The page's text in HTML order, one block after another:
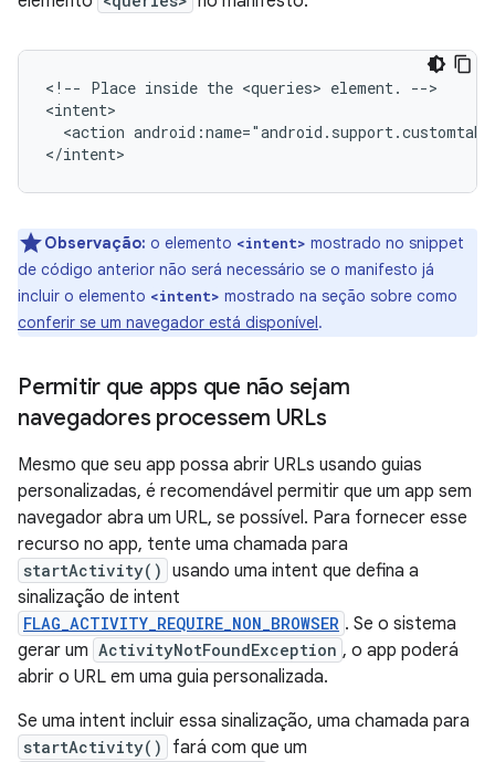
<!-- Place inside the <queries> element.
-->
<action
</intent>
Observação: o elemento <intent> mostrado no snippet
de código anterior não será necessário se o manifesto já
incluir o elemento <intent> mostrado na seção sobre como
conferir se um navegador está disponível.
Permitir que apps que não sejam
navegadores processem URLs
Mesmo que seu app possa abrir URLs usando guias
personalizadas, é recomendável permitir que um app sem
navegador abra um URL, se possível. Para fornecer esse
recurso no app, tente uma chamada para
startActivity() usando uma intent que defina a
sinalização de intent
FLAG_ACTIVITY_REQUIRE_NON_BROWSER . Se o sistema
gerar um ActivityNotFoundException , o app poderá
abrir o URL em uma guia personalizada.
Se uma intent incluir essa sinalização, uma chamada para
startActivity() fará com que um